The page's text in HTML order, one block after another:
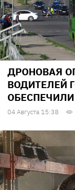
ДРОНОВАЯ
ВОДИТЕЛЕЙ
04 Августа 15:38